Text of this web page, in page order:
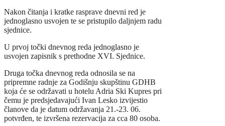
Nakon čitanja i kratke rasprave dnevni red je
jednoglasno usvojen te se pristupilo daljnjem radu
sjednice.
U prvoj točki dnevnog reda jednoglasno je
usvojen zapisnik s prethodne XVI. Sjednice.
Druga točka dnevnog reda odnosila se na
pripremne radnje za Godišnju skupštinu GDHB
koja će se održavati u hotelu Adria Ski Kupres pri
čemu je predsjedavajući Ivan Lesko izvijestio
članove da je datum održavanja 21.-23. 06.
potvrđen, te izvršena rezervacija za cca 80 osoba.